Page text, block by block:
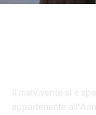
Il malvivente si è
appartenente